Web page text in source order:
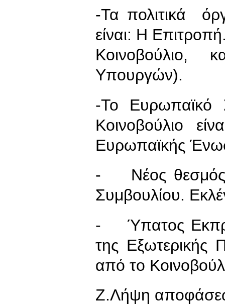
-Τα πολιτικά
είναι: Η
Κοινοβούλιο,
Υπουργών).
-Το Ευρωπαϊκό
Κοινοβούλιο
Ευρωπαϊκής
- Νέος θεσμός
Συμβουλίου.
- Ύπατος
της Εξωτερικής
από το
Ζ.Λήψη